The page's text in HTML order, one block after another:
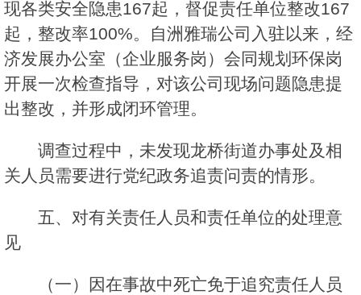
现各类安全隐患167起，督促责任单位整改167
起，整改率100%。自洲雅瑞公司入驻以来，经
济发展办公室（企业服务岗）会同规划环保岗
开展一次检查指导，对该公司现场问题隐患提
出整改，并形成闭环管理。
调查过程中，未发现龙桥街道办事处及相
关人员需要进行党纪政务追责问责的情形。
五、对有关责任人员和责任单位的处理意
见
（一）因在事故中死亡免于追究责任人员